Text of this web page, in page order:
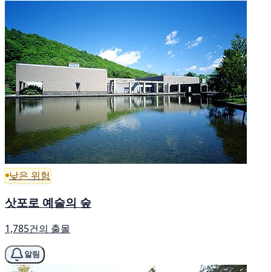
낮은 위험
삿포로 예술의 숲
1,785건의 출몰
알림